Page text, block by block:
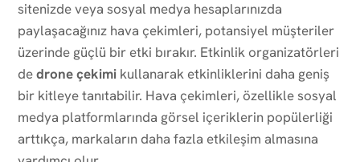
sitenizde veya sosyal medya hesaplarınızda
paylaşacağınız hava çekimleri, potansiyel müşteriler
üzerinde güçlü bir etki bırakır. Etkinlik organizatörleri
dedrone çekimi kullanarak etkinliklerini daha geniş
bir kitleye tanıtabilir. Hava çekimleri, özellikle sosyal
medya platformlarında görsel içeriklerin popülerliği
arttıkça, markaların daha fazla etkileşim almasına